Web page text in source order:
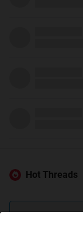
Hot Threads